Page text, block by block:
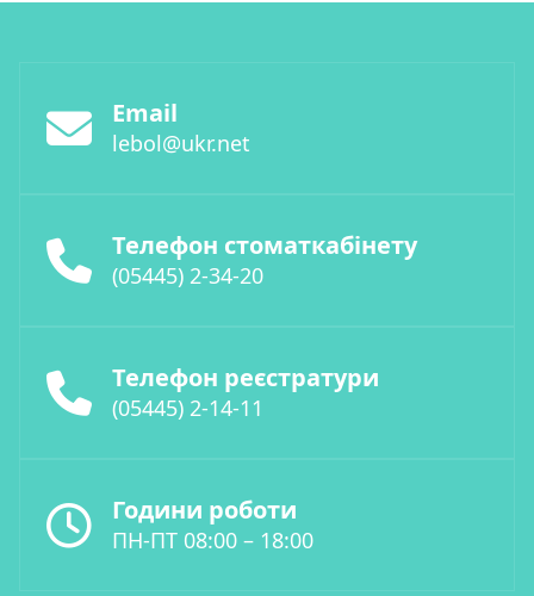
Email
lebol@ukr.net
Телефон стоматкабінету
(05445) 2-34-20
Телефон реєстратури
(05445) 2-14-11
Години роботи
ПН-ПТ 08:00 – 18:00